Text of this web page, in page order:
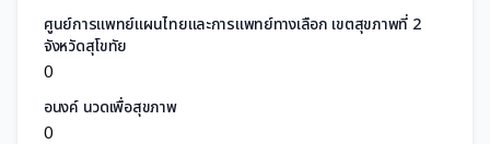
ศูนย์การแพทย์แผนไทยและการแพทย์ทางเลือก เขตสุขภาพที่ 2
จังหวัดสุโขทัย
0
อนงค์ นวดเพื่อสุขภาพ
0